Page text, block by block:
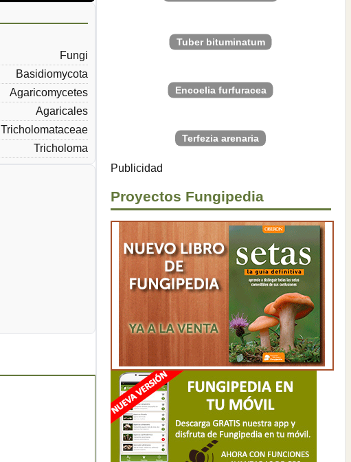
Fungi
Basidiomycota
Agaricomycetes
Agaricales
Tricholomataceae
Tricholoma
Tuber bituminatum
Encoelia furfuracea
Terfezia arenaria
Publicidad
Proyectos Fungipedia